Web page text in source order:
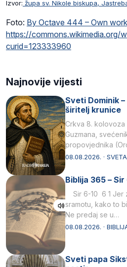
Izvor: župa sv. Nikole biskupa,
Foto: By Octave 444 – Own
https://commons.wikimedia.org/
curid=123333960
Najnovije vijesti
Sveti Dominik
širitelj krunice
Crkva 8. kolovoza
Guzmana,
propovjednika
Svojim životom,
08.08.2026. ·
Biblija 365 – Sir
Sir 6-10 6 1 Jer
sramotu, kako to
Ne predaj se u…
08.08.2026. ·
Sveti papa